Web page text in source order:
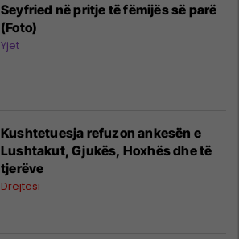
Seyfried në pritje të fëmijës së parë
(Foto)
Yjet
Kushtetuesja refuzon ankesën e
Lushtakut, Gjukës, Hoxhës dhe të
tjerëve
Drejtësi